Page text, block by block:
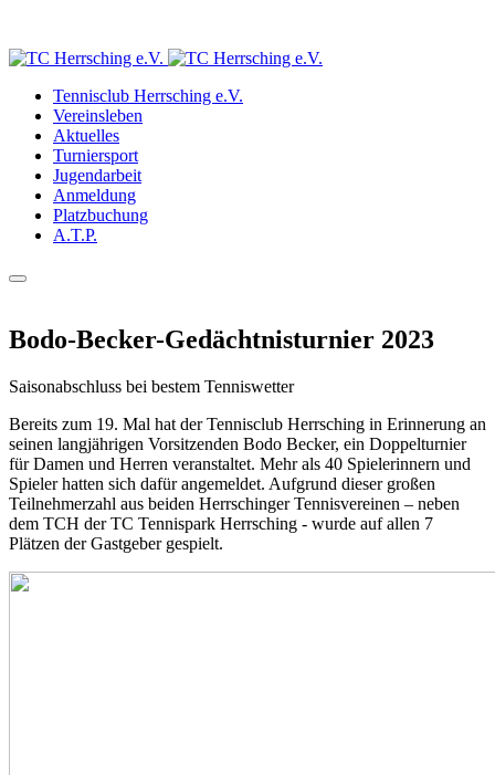
Tennisclub Herrsching e.V.
Vereinsleben
Aktuelles
Turniersport
Jugendarbeit
Anmeldung
Platzbuchung
A.T.P.
Bodo-Becker-Gedächtnisturnier 2023
Saisonabschluss bei bestem Tenniswetter
Bereits zum 19. Mal hat der Tennisclub Herrsching in Erinnerung an
seinen langjährigen Vorsitzenden Bodo Becker, ein Doppelturnier
für Damen und Herren veranstaltet. Mehr als 40 Spielerinnern und
Spieler hatten sich dafür angemeldet. Aufgrund dieser großen
Teilnehmerzahl aus beiden Herrschinger Tennisvereinen – neben
dem TCH der TC Tennispark Herrsching - wurde auf allen 7
Plätzen der Gastgeber gespielt.